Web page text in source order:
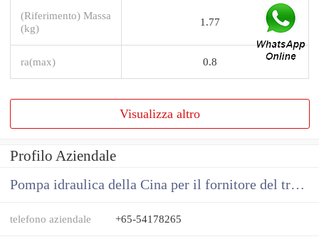
(Riferimento) Massa
(kg)
1.77
ra(max) 0.8
Visualizza altro
Profilo Aziendale
Pompa idraulica della Cina per il fornitore del trattore
telefono aziendale +65-54178265